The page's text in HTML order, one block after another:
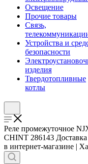
Освещение
Прочие товары
Связь,
Устройства и
безопасности
изделия
Твердотопливные
котлы
Реле промежуточное
CHINT 286143
в интернет-магазине |